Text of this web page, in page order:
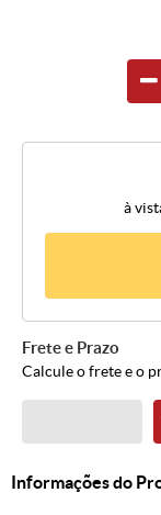
à
Frete e Prazo
Calcule o frete e o
Informações do